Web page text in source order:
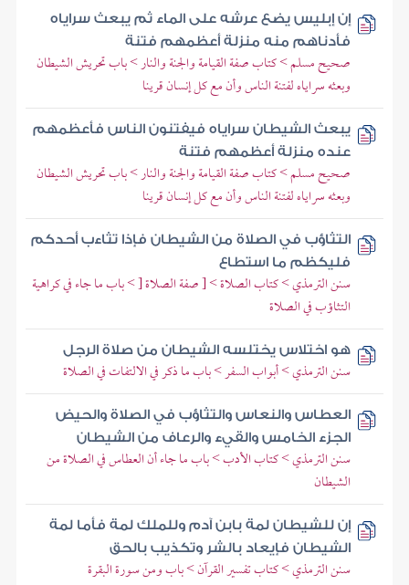
إن إبليس يضع عرشه على الماء ثم يبعث سراياه
فأدناهم منه منزلة أعظمهم فتنة
صحيح مسلم > كتاب صفة القيامة والجنة والنار > باب تحريش الشيطان
وبعثه سراياه لفتنة الناس وأن مع كل إنسان قرينا
يبعث الشيطان سراياه فيفتنون الناس فأعظمهم
عنده منزلة أعظمهم فتنة
صحيح مسلم > كتاب صفة القيامة والجنة والنار > باب تحريش الشيطان
وبعثه سراياه لفتنة الناس وأن مع كل إنسان قرينا
التثاؤب في الصلاة من الشيطان فإذا تثاءب أحدكم
فليكظم ما استطاع
سنن الترمذي > كتاب الصلاة > [ صفة الصلاة [ > باب ما جاء في كراهية
التثاؤب في الصلاة
هو اختلاس يختلسه الشيطان من صلاة الرجل
سنن الترمذي > أبواب السفر > باب ما ذكر في الالتفات في الصلاة
العطاس والنعاس والتثاؤب في الصلاة والحيض
الجزء الخامس والقيء والرعاف من الشيطان
سنن الترمذي > كتاب الأدب > باب ما جاء أن العطاس في الصلاة من
الشيطان
إن للشيطان لمة بابن آدم وللملك لمة فأما لمة
الشيطان فإيعاد بالشر وتكذيب بالحق
سنن الترمذي > كتاب تفسير القرآن > باب ومن سورة البقرة